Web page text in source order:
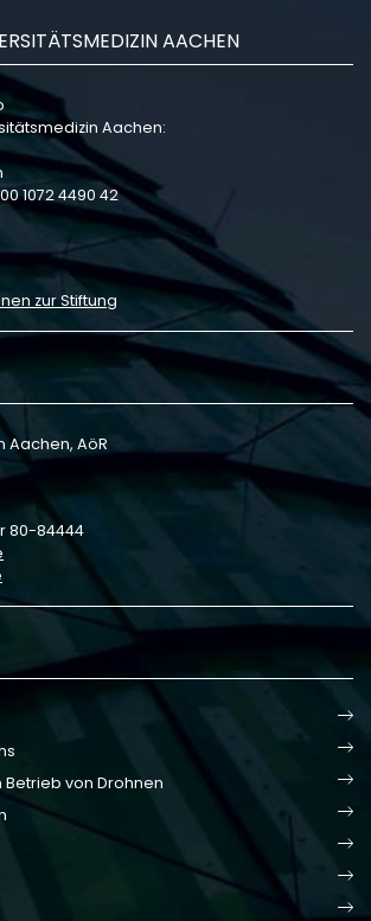
AACHEN
Aachen:
1072 4490 42
zur Stiftung
Aachen, AöR
80-84444
von Drohnen